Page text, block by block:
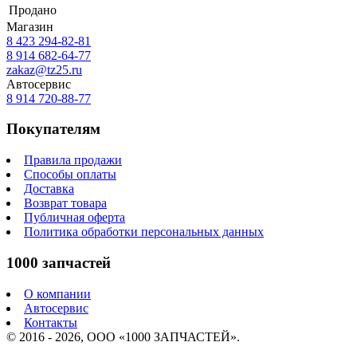
Продано
Магазин
8 423 294-82-81
8 914 682-64-77
zakaz@tz25.ru
Автосервис
8 914 720-88-77
Покупателям
Правила продажи
Способы оплаты
Доставка
Возврат товара
Публичная оферта
Политика обработки персональных данных
1000 запчастей
О компании
Автосервис
Контакты
© 2016 - 2026, ООО «1000 ЗАПЧАСТЕЙ».